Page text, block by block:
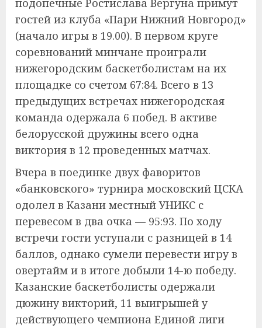
подопечные Ростислава Вергуна примут
гостей из клуба «Пари Нижний Новгород»
(начало игры в 19.00). В первом круге
соревнований минчане проиграли
нижегородским баскетболистам на их
площадке со счетом 67:84. Всего в 13
предыдущих встречах нижегородская
команда одержала 6 побед. В активе
белорусской дружины всего одна
виктория в 12 проведенных матчах.
Вчера в поединке двух фаворитов
«банковского» турнира московский ЦСКА
одолел в Казани местный УНИКС с
перевесом в два очка — 95:93. По ходу
встречи гости уступали с разницей в 14
баллов, однако сумели перевести игру в
овертайм и в итоге добыли 14-ю победу.
Казанские баскетболисты одержали
дюжину викторий, 11 выигрышей у
действующего чемпиона Единой лиги